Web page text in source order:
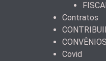
Contratos
Covid